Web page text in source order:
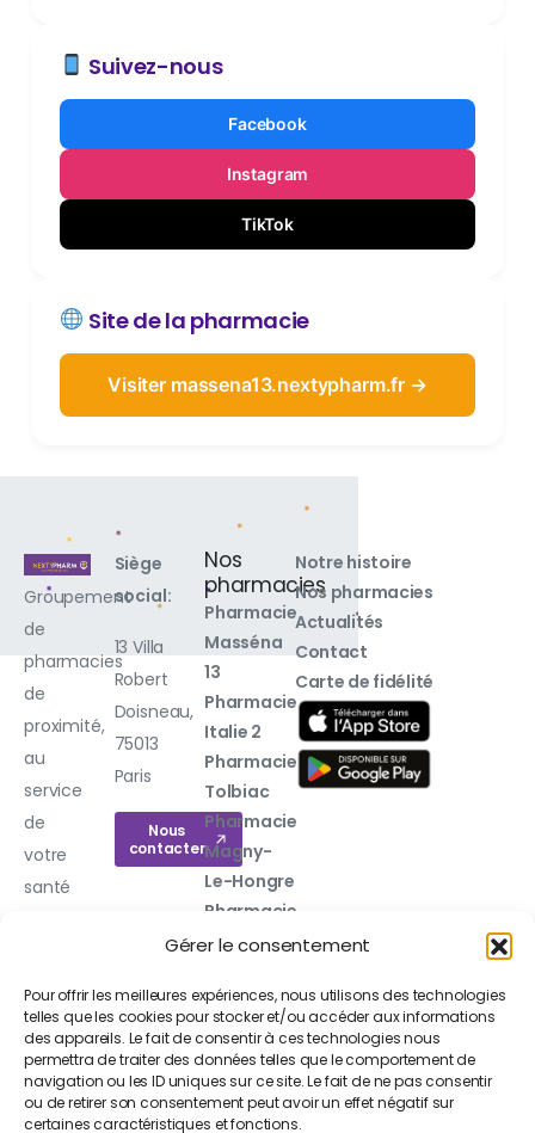
Gérer le consentement
Pour offrir les meilleures expériences, nous utilisons des technologies
telles que les cookies pour stocker et/ou accéder aux informations
des appareils. Le fait de consentir à ces technologies nous
permettra de traiter des données telles que le comportement de
navigation ou les ID uniques sur ce site. Le fait de ne pas consentir
ou de retirer son consentement peut avoir un effet négatif sur
certaines caractéristiques et fonctions.
Suivez-nous
Facebook
Instagram
TikTok
Site de la pharmacie
Visiter massena13.nextypharm.fr →
Groupement
de
pharmacies
de
proximité,
au
service
de
votre
santé
Siège
social:
13 Villa
Robert
Doisneau,
75013
Paris
Nous
contacter
Nos
pharmacies
Pharmacie
Masséna
13
Pharmacie
Italie 2
Pharmacie
Tolbiac
Pharmacie
Magny-
Le-Hongre
Pharmacie
de
Pharmacie
de l'Église
Voir toutes
nos 20
pharmacies
Notre histoire
Nos pharmacies
Actualités
Contact
Carte de fidélité